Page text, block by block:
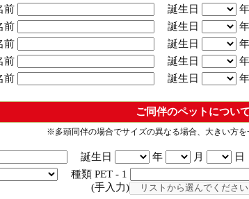
前 誕生日 年
前
誕生日 年
前
誕生日 年
前
誕生日 年
前
誕生日 年
ご同伴のペットについて
※多頭同伴の場合でサイズの異なる場合、大きい方
誕生日 年 月
種類 PET - 1
入力)